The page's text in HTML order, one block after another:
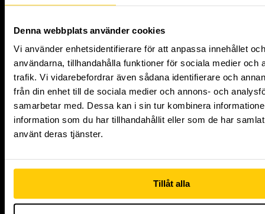
Denna webbplats använder cookies
Vi använder enhetsidentifierare för att anpassa innehållet
användarna, tillhandahålla funktioner för sociala medier och
trafik. Vi vidarebefordrar även sådana identifierare och
från din enhet till de sociala medier och annons- och
samarbetar med. Dessa kan i sin tur kombinera
information som du har tillhandahållit eller som de har
använt deras tjänster.
Tillåt alla
Skateboard 2h / 4h
75:- /
100:-
100:-